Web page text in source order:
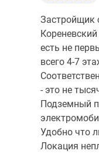
Застройщик
есть не
всего 4-7
- это не
Подземный
Удобно что
Локация